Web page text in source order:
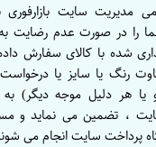
مدیریت سایت
را در صورت عدم رضایت
شده با کالای سفارش
رنگ یا سایز یا
یا هر دلیل موجه دیگر)
، تضمین می نماید و
پرداخت سایت انجام می